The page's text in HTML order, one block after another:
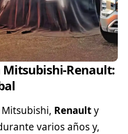
Mitsubishi-Renault:
Renaulty
varios años y,